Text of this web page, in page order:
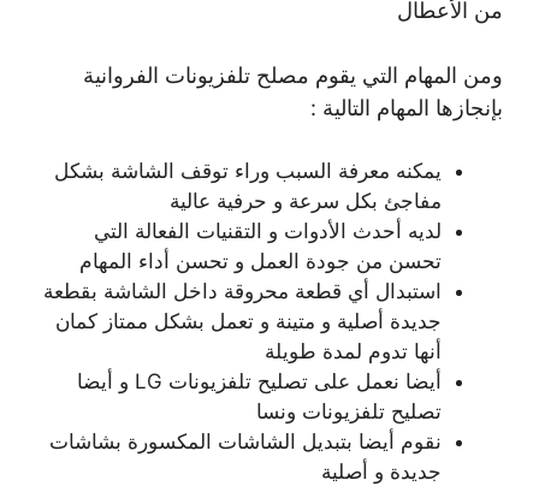
من الأعطال
ومن المهام التي يقوم مصلح تلفزيونات الفروانية
بإنجازها المهام التالية :
يمكنه معرفة السبب وراء توقف الشاشة بشكل
مفاجئ بكل سرعة و حرفية عالية
لديه أحدث الأدوات و التقنيات الفعالة التي
تحسن من جودة العمل و تحسن أداء المهام
استبدال أي قطعة محروقة داخل الشاشة بقطعة
جديدة أصلية و متينة و تعمل بشكل ممتاز كمان
أنها تدوم لمدة طويلة
أيضا نعمل على تصليح تلفزيونات LG و أيضا
تصليح تلفزيونات ونسا
نقوم أيضا بتبديل الشاشات المكسورة بشاشات
جديدة و أصلية